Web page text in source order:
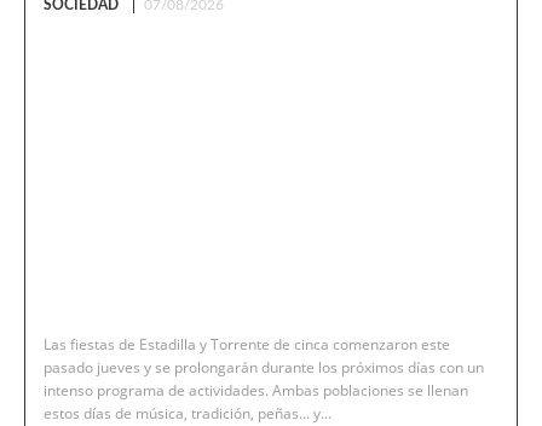
SOCIEDAD 07/08/2026
Las fiestas de Estadilla y Torrente de cinca comenzaron este
pasado jueves y se prolongarán durante los próximos días con un
intenso programa de actividades. Ambas poblaciones se llenan
estos días de música, tradición, peñas... y...